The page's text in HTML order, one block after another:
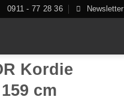
0911 - 77 28 36 Newsletter
Kordie
cm